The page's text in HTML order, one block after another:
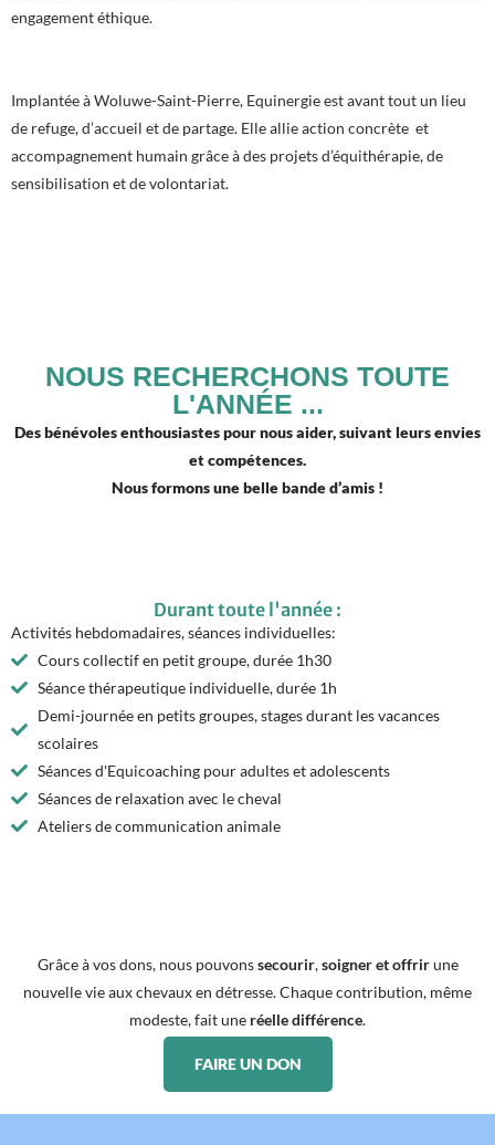
engagement éthique.
Implantée à Woluwe-Saint-Pierre, Equinergie est avant tout un lieu
de refuge, d’accueil et de partage. Elle allie action concrète et
accompagnement humain grâce à des projets d’équithérapie, de
sensibilisation et de volontariat.
NOUS RECHERCHONS TOUTE
L'ANNÉE ...
Des bénévoles enthousiastes pour nous aider, suivant leurs envies
et compétences.
Nous formons une belle bande d’amis !
Durant toute l'année :
Activités hebdomadaires, séances individuelles:
Cours collectif en petit groupe, durée 1h30
Séance thérapeutique individuelle, durée 1h
Demi-journée en petits groupes, stages durant les vacances
scolaires
Séances d'Equicoaching pour adultes et adolescents
Séances de relaxation avec le cheval
Ateliers de communication animale
Grâce à vos dons, nous pouvonssecourir,soigner et offrirune
nouvelle vie aux chevaux en détresse. Chaque contribution, même
modeste, fait une réelle différence.
FAIRE UN DON